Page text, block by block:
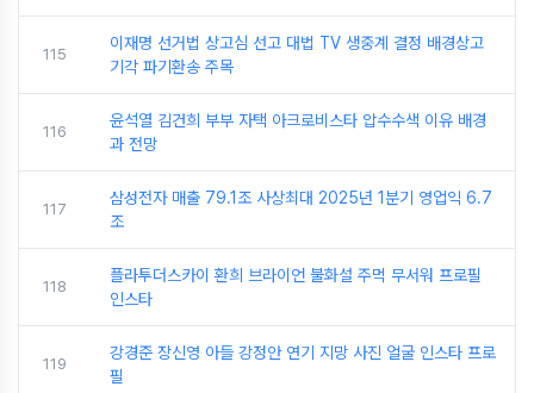
115
이재명 선거법 상고심 선고 대법 TV 생중계 결정 배경상고
기각 파기환송 주목
116
윤석열 김건희 부부 자택 아크로비스타 압수수색 이유 배경
과 전망
117
삼성전자 매출 79.1조 사상최대 2025년 1분기 영업익 6.7
조
118
플라투더스카이 환희 브라이언 불화설 주먹 무서워 프로필
인스타
119
강경준 장신영 아들 강정안 연기 지망 사진 얼굴 인스타 프로
필